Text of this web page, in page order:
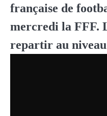
française de
mercredi la FFF.
repartir au